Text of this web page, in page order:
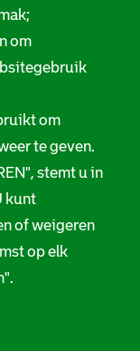
om
om
te geven.
stemt u in
kunt
of weigeren
op elk